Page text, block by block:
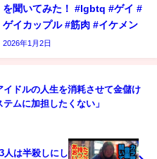
を聞いてみた！ #lgbtq #ゲイ #
ゲイカップル #筋肉 #イケメン
2026年1月2日
イドルの人生を消耗させて金儲け
ムに加担したくない」
人は半殺しにし